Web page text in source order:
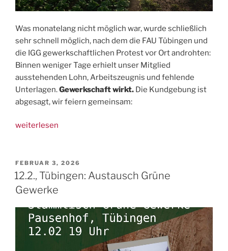
Was monatelang nicht möglich war, wurde schließlich
sehr schnell möglich, nach dem die FAU Tübingen und
die IGG gewerkschaftlichen Protest vor Ort androhten:
Binnen weniger Tage erhielt unser Mitglied
ausstehenden Lohn, Arbeitszeugnis und fehlende
Unterlagen.Gewerkschaft wirkt. Die Kundgebung ist
abgesagt, wir feiern gemeinsam:
„Update:
gewonnen,
Kundgebung
abgesagt“
weiterlesen
VERÖFFENTLICHT
AM
FEBRUAR 3, 2026
12.2., Tübingen: Austausch Grüne
Gewerke